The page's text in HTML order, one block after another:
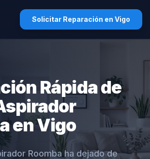
Solicitar Reparación en Vigo
Rápida de
en Vigo
Roomba ha dejado de